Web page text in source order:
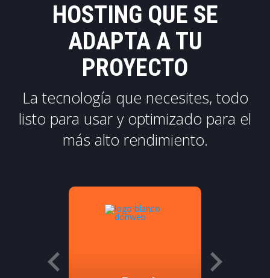
HOSTING QUE SE
ADAPTA A TU
PROYECTO
La tecnología que necesites, todo
listo para usar y optimizado para el
más alto rendimiento.